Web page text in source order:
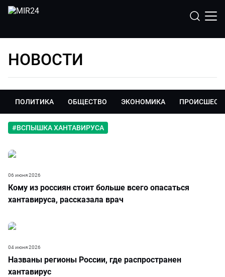
НОВОСТИ
ПОЛИТИКА ОБЩЕСТВО ЭКОНОМИКА
#ВСПЫШКА ХАНТАВИРУСА
Кому из россиян стоит больше всего опасаться
хантавируса, рассказала врач
06 июня 2026
Названы регионы России, где распространен
хантавирус
04 июня 2026